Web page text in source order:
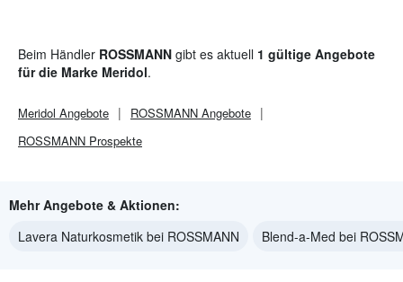
Beim Händler ROSSMANN gibt es aktuell 1 gültige Angebote
für die Marke Meridol.
Meridol Angebote ROSSMANN Angebote
ROSSMANN Prospekte
Mehr Angebote & Aktionen:
Lavera Naturkosmetik bei ROSSMANN
Blend-a-Med bei